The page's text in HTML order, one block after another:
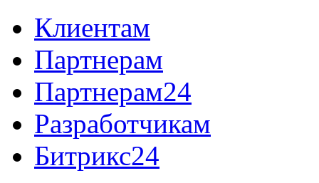
Клиентам
Партнерам
Партнерам24
Разработчикам
Битрикс24